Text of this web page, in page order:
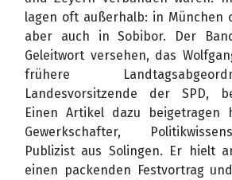
lagen oft außerhalb: in München
aber auch in Sobibor. Der
Geleitwort versehen, das
frühere
Landesvorsitzende der SPD,
Einen Artikel dazu beigetragen
Gewerkschafter,
Publizist aus Solingen. Er hielt
einen packenden Festvortrag